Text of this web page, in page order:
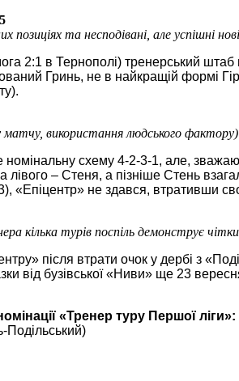
позиціях та несподівані, але успішні
2:1 в Тернополі) тренерський
Гринь, не в найкращій формі
використання людського фактору)
номінальну схему 4-2-3-1, але,
– Стеня, а пізніше Стень
«Епіцентр» не здався, втративши
кілька турів поспіль демонструє
після втрати очок у дербі з
від бузівської «Ниви» ще 23
«Тренер туру Першої ліги»:
Подільський)